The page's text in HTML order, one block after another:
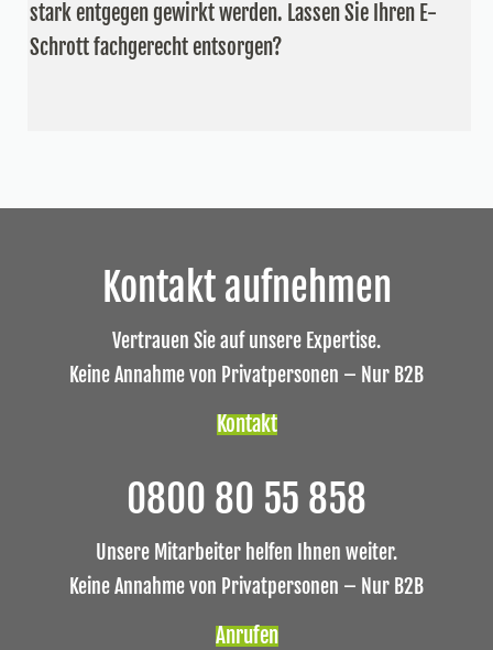
stark entgegen gewirkt werden. Lassen Sie Ihren E-
Schrott fachgerecht entsorgen?
Kontakt aufnehmen
Vertrauen Sie auf unsere Expertise.
Keine Annahme von Privatpersonen – Nur B2B
Kontakt
0800 80 55 858
Unsere Mitarbeiter helfen Ihnen weiter.
Keine Annahme von Privatpersonen – Nur B2B
Anrufen